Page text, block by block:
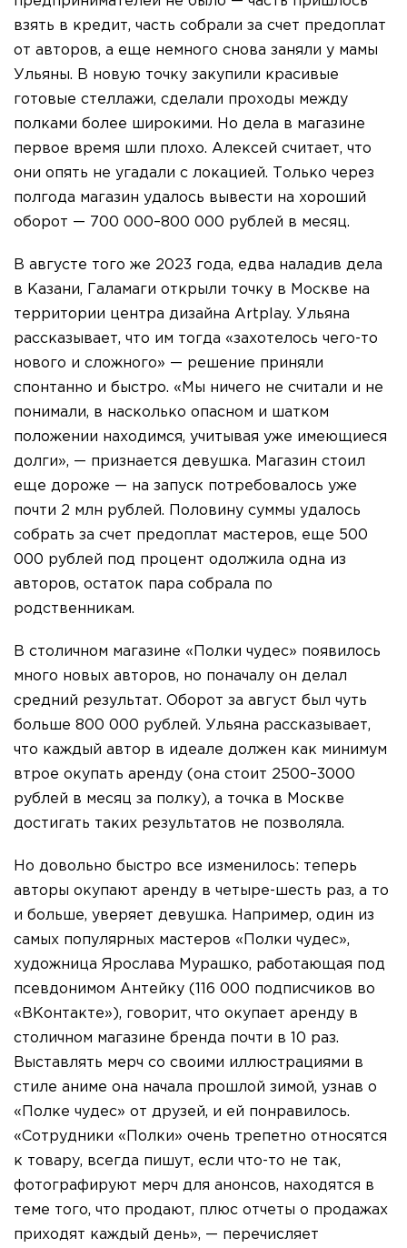
взять в кредит, часть собрали за счет предоплат
от авторов, а еще немного снова заняли у мамы
Ульяны. В новую точку закупили красивые
готовые стеллажи, сделали проходы между
полками более широкими. Но дела в магазине
первое время шли плохо. Алексей считает, что
они опять не угадали с локацией. Только через
полгода магазин удалось вывести на хороший
оборот — 700 000–800 000 рублей в месяц.
В августе того же 2023 года, едва наладив дела
в Казани, Галамаги открыли точку в Москве на
территории центра дизайна Artplay. Ульяна
рассказывает, что им тогда «захотелось чего-то
нового и сложного» — решение приняли
спонтанно и быстро. «Мы ничего не считали и не
понимали, в насколько опасном и шатком
положении находимся, учитывая уже имеющиеся
долги», — признается девушка. Магазин стоил
еще дороже — на запуск потребовалось уже
почти 2 млн рублей. Половину суммы удалось
собрать за счет предоплат мастеров, еще 500
000 рублей под процент одолжила одна из
авторов, остаток пара собрала по
родственникам.
В столичном магазине «Полки чудес» появилось
много новых авторов, но поначалу он делал
средний результат. Оборот за август был чуть
больше 800 000 рублей. Ульяна рассказывает,
что каждый автор в идеале должен как минимум
втрое окупать аренду (она стоит 2500–3000
рублей в месяц за полку), а точка в Москве
достигать таких результатов не позволяла.
Но довольно быстро все изменилось: теперь
авторы окупают аренду в четыре-шесть раз, а то
и больше, уверяет девушка. Например, один из
самых популярных мастеров «Полки чудес»,
художница Ярослава Мурашко, работающая под
псевдонимом Антейку (116 000 подписчиков во
«ВКонтакте»), говорит, что окупает аренду в
столичном магазине бренда почти в 10 раз.
Выставлять мерч со своими иллюстрациями в
стиле аниме она начала прошлой зимой, узнав о
«Полке чудес» от друзей, и ей понравилось.
«Сотрудники «Полки» очень трепетно относятся
к товару, всегда пишут, если что-то не так,
фотографируют мерч для анонсов, находятся в
теме того, что продают, плюс отчеты о продажах
приходят каждый день», — перечисляет